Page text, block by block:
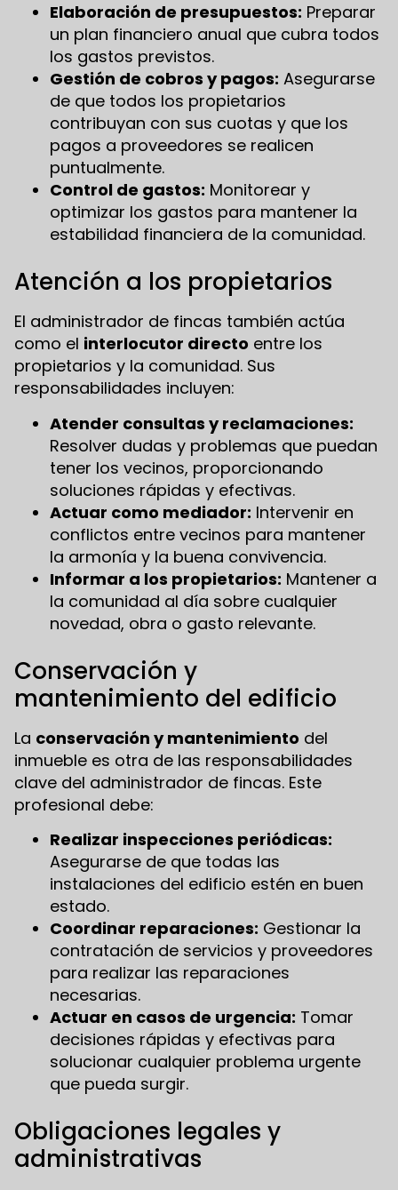
Elaboración de presupuestos: Preparar
un plan financiero anual que cubra todos
los gastos previstos.
Gestión de cobros y pagos: Asegurarse
de que todos los propietarios
contribuyan con sus cuotas y que los
pagos a proveedores se realicen
puntualmente.
Control de gastos: Monitorear y
optimizar los gastos para mantener la
estabilidad financiera de la comunidad.
Atención a los propietarios
El administrador de fincas también actúa
como el interlocutor directo entre los
propietarios y la comunidad. Sus
responsabilidades incluyen:
Atender consultas y reclamaciones:
Resolver dudas y problemas que puedan
tener los vecinos, proporcionando
soluciones rápidas y efectivas.
Actuar como mediador: Intervenir en
conflictos entre vecinos para mantener
la armonía y la buena convivencia.
Informar a los propietarios: Mantener a
la comunidad al día sobre cualquier
novedad, obra o gasto relevante.
Conservación y
mantenimiento del edificio
La conservación y mantenimiento del
inmueble es otra de las responsabilidades
clave del administrador de fincas. Este
profesional debe:
Realizar inspecciones periódicas:
Asegurarse de que todas las
instalaciones del edificio estén en buen
estado.
Coordinar reparaciones: Gestionar la
contratación de servicios y proveedores
para realizar las reparaciones
necesarias.
Actuar en casos de urgencia: Tomar
decisiones rápidas y efectivas para
solucionar cualquier problema urgente
que pueda surgir.
Obligaciones legales y
administrativas